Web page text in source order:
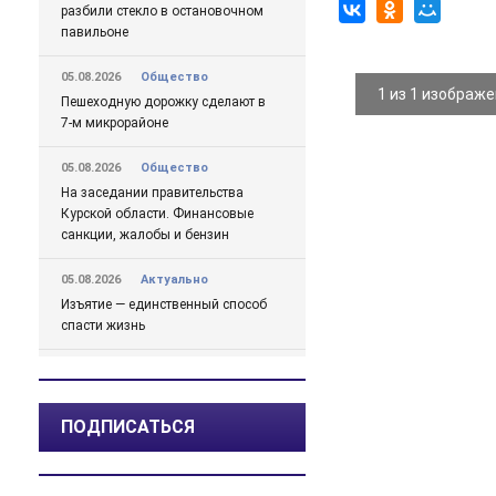
разбили стекло в остановочном
павильоне
05.08.2026 Общество
Пешеходную дорожку сделают в
7-м микрорайоне
05.08.2026 Общество
На заседании правительства
Курской области. Финансовые
санкции, жалобы и бензин
05.08.2026 Актуально
Изъятие — единственный способ
спасти жизнь
выбрать народного участкового
ПОДПИСАТЬСЯ
1 из 1